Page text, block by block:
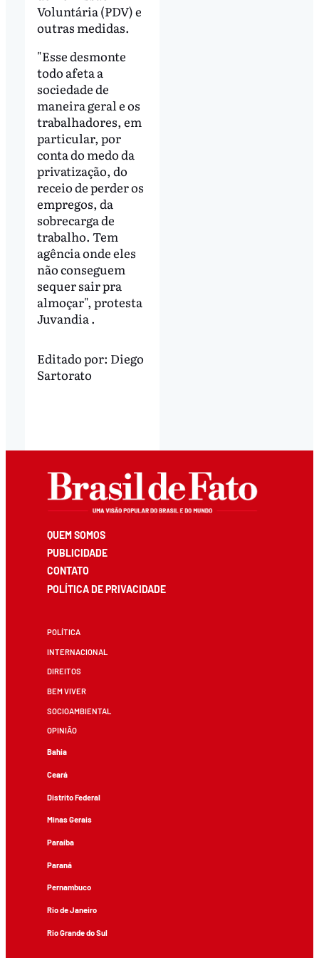
Voluntária (PDV) e
outras medidas.
"Esse desmonte
todo afeta a
sociedade de
maneira geral e os
trabalhadores, em
particular, por
conta do medo da
privatização, do
receio de perder os
empregos, da
sobrecarga de
trabalho. Tem
agência onde eles
não conseguem
sequer sair pra
almoçar", protesta
Juvandia .
Editado por: Diego
Sartorato
QUEM SOMOS
PUBLICIDADE
CONTATO
POLÍTICA DE PRIVACIDADE
POLÍTICA
INTERNACIONAL
DIREITOS
BEM VIVER
SOCIOAMBIENTAL
OPINIÃO
Bahia
Ceará
Distrito Federal
Minas Gerais
Paraíba
Paraná
Pernambuco
Rio de Janeiro
Rio Grande do Sul